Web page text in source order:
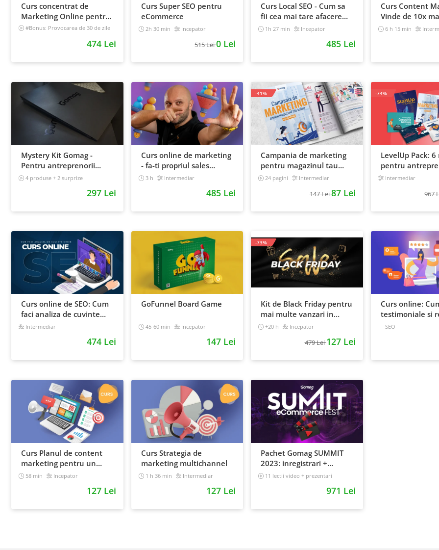
Curs concentrat de
Marketing Online pentru
antreprenori
#Bonus: Provocarea de 30 de zile
474 Lei
Curs Super SEO pentru
eCommerce
2h 30 min Incepator
515 Lei0 Lei
Curs Local SEO - Cum sa
fii cea mai tare afacere
din orasul tau
1h 27 min Incepator
485 Lei
Curs Content
Vinde de 10x
6 h 15 min
Mystery Kit Gomag -
Pentru antreprenorii
curajosi - digital
4 produse + 2 surprize
297 Lei
Curs online de marketing
- fa-ti propriul sales
funnel
3 h Intermediar
485 Lei
Campania de marketing
pentru magazinul tau
online. Plan de actiune
24 pagini Intermediar
147 Lei87 Lei
-41%
LevelUp Pack: 6
pentru
vor sa isi
Intermediar
967
-74%
Curs online de SEO: Cum
faci analiza de cuvinte
cheie si castigi clienti din
Intermediar
474 Lei
GoFunnel Board Game
45-60 min Incepator
147 Lei
Kit de Black Friday pentru
mai multe vanzari in
magazinul tau - Curs
+20 h Incepator
479 Lei127 Lei
-73%
Curs online:
testimoniale si
puternice
SEO
Curs Planul de content
marketing pentru un
magazin online
58 min Incepator
127 Lei
Curs Strategia de
marketing multichannel
1 h 36 min Intermediar
127 Lei
Pachet Gomag SUMMIT
2023: inregistrari +
prezentari
11 lectii video + prezentari
971 Lei